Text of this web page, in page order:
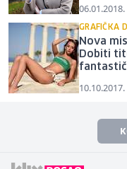
GRAFIČKA
Nova
Dobiti